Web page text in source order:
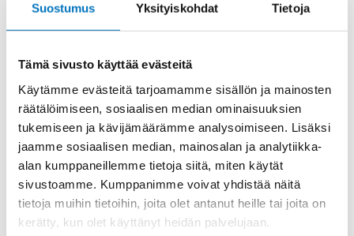
Suostumus Yksityiskohdat Tietoja
Tämä sivusto käyttää evästeitä
Käytämme evästeitä tarjoamamme sisällön ja mainosten
räätälöimiseen, sosiaalisen median ominaisuuksien
tukemiseen ja kävijämäärämme analysoimiseen. Lisäksi
jaamme sosiaalisen median, mainosalan ja analytiikka-
alan kumppaneillemme tietoja siitä, miten käytät
sivustoamme. Kumppanimme voivat yhdistää näitä
tietoja muihin tietoihin, joita olet antanut heille tai joita on
kerätty, kun olet käyttänyt heidän palvelujaan.
Saman kaapelin eri versiot
Johdin MULTINORM H07V2-K KEVI
1X35 (AWG2)
Johdin MULTINORM H07V2-K